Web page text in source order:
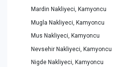
Mardin Nakliyeci, Kamyoncu
Mugla Nakliyeci, Kamyoncu
Mus Nakliyeci, Kamyoncu
Nevsehir Nakliyeci, Kamyoncu
Nigde Nakliyeci, Kamyoncu